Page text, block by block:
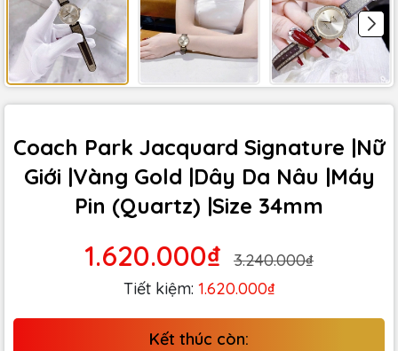
Coach Park Jacquard Signature |Nữ
Giới |Vàng Gold |Dây Da Nâu |Máy
Pin (Quartz) |Size 34mm
1.620.000₫
3.240.000₫
Tiết kiệm: 1.620.000₫
Kết thúc còn: